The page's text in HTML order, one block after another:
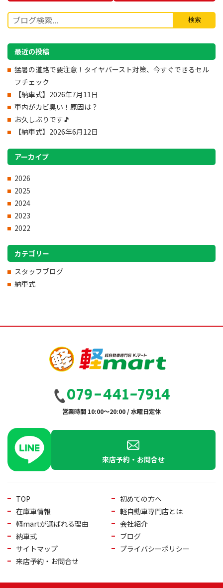
最近の投稿
猛暑の道路で要注意！タイヤバースト対策、今すぐできるセル
フチェック
【納車式】2026年7月11日
車内がカビ臭い！原因は？
お久しぶりです🎵
【納車式】2026年6月12日
アーカイブ
2026
2025
2024
2023
2022
カテゴリー
スタッフブログ
納車式
079-441-7914
営業時間 10:00～20:00 / 水曜日定休
来店予約・お問合せ
TOP
初めての方へ
在庫車情報
軽自動車専門店とは
軽martが選ばれる理由
会社紹介
納車式
ブログ
サイトマップ
プライバシーポリシー
来店予約・お問合せ